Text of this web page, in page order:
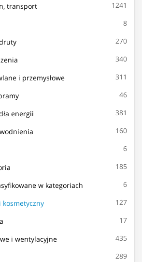
transport 1241
8
270
340
i przemysłowe 311
46
energii 381
160
6
185
w kategoriach 6
127
17
i wentylacyjne 435
289